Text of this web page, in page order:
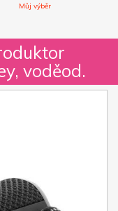
Můj výběr
voděod.